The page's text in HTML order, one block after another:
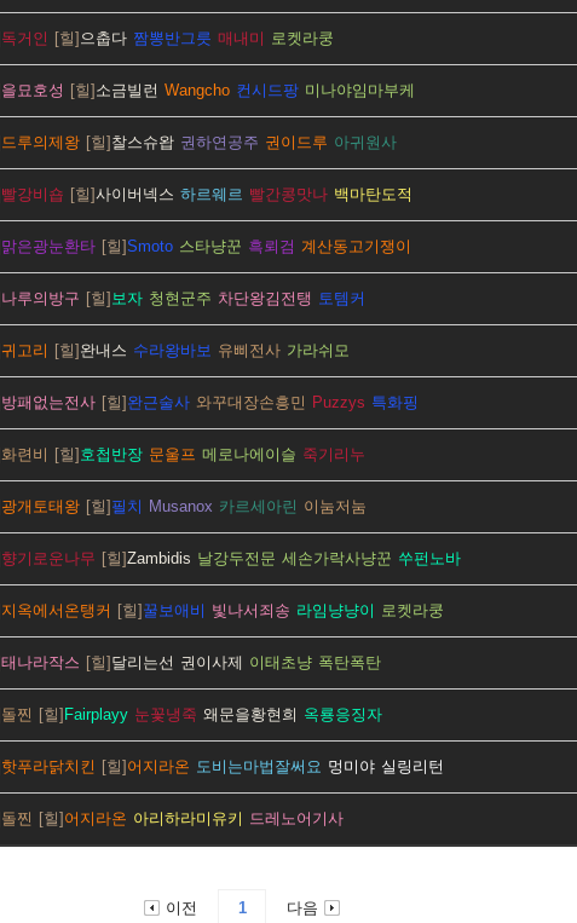
독거인 으춥다 짬뽕반그릇 매내미 로켓라쿵
을묘호성 소금빌런 Wangcho 컨시드팡 미나야임마부케
드루의제왕 찰스슈왑 권하연공주 권이드루 아귀원사
빨강비숍 사이버넥스 하르웨르 빨간콩맛나 백마탄도적
맑은광눈환타 Smoto 스타냥꾼 흑뢰검 계산동고기쟁이
나루의방구 보자 청현군주 차단왕김전탱 토템커
귀고리 완내스 수라왕바보 유삐전사 가라쉬모
방패없는전사 완근술사 와꾸대장손흥민 Puzzys 특화핑
화련비 호첩반장 문울프 메로나에이슬 죽기리누
광개토태왕 필치 Musanox 카르세아린 이눔저눔
향기로운나무 Zambidis 날강두전문 세손가락사냥꾼 쑤펀노바
지옥에서온탱커 꿀보애비 빛나서죄송 라임냥냥이 로켓라쿵
태나라작스 달리는선 권이사제 이태초냥 폭탄폭탄
돌찐 Fairplayy 눈꽃냉죽 왜문을황현희 옥룡응징자
핫푸라닭치킨 어지라온 도비는마법잘써요 멍미야 실링리턴
돌찐 어지라온 아리하라미유키 드레노어기사
이전 1 다음